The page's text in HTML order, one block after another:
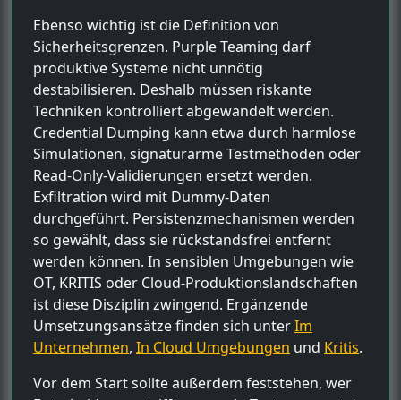
Ebenso wichtig ist die Definition von
Sicherheitsgrenzen. Purple Teaming darf
produktive Systeme nicht unnötig
destabilisieren. Deshalb müssen riskante
Techniken kontrolliert abgewandelt werden.
Credential Dumping kann etwa durch harmlose
Simulationen, signaturarme Testmethoden oder
Read-Only-Validierungen ersetzt werden.
Exfiltration wird mit Dummy-Daten
durchgeführt. Persistenzmechanismen werden
so gewählt, dass sie rückstandsfrei entfernt
werden können. In sensiblen Umgebungen wie
OT, KRITIS oder Cloud-Produktionslandschaften
ist diese Disziplin zwingend. Ergänzende
Umsetzungsansätze finden sich unterIm
Unternehmen, In Cloud Umgebungen und Kritis.
Vor dem Start sollte außerdem feststehen, wer